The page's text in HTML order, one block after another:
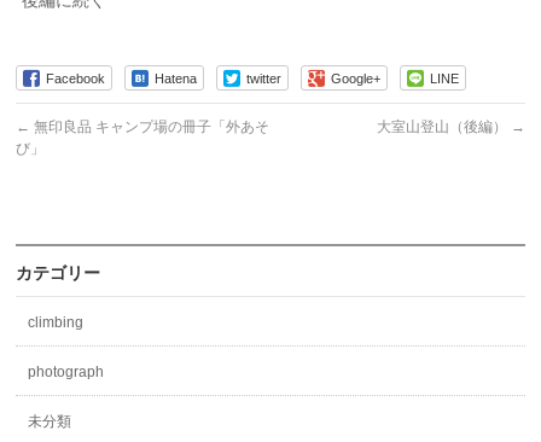
Facebook Hatena twitter Google+ LINE
← 無印良品 キャンプ場の冊子「外あそ
び」
大室山登山（後編） →
カテゴリー
climbing
photograph
未分類